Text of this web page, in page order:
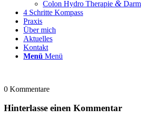
Colon Hydro Therapie &
4 Schritte Kompass
Praxis
Über mich
Aktuelles
Kontakt
Menü Menü
0 Kommentare
Hinterlasse einen Kommentar